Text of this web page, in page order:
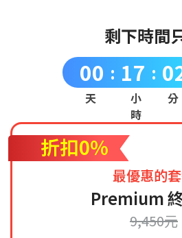
剩下時間
00
天
: 17
小
時
:
分
折扣0%
最優惠的
Premium
9,450元